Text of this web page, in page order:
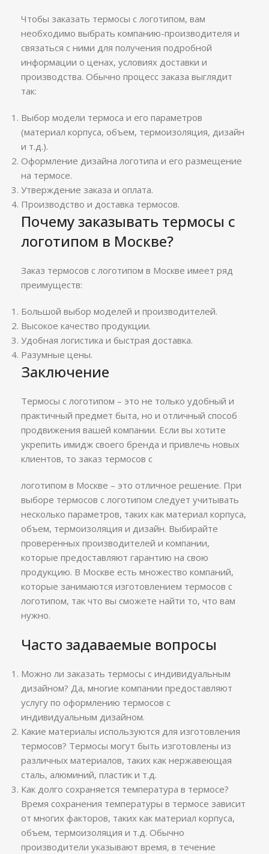
Чтобы заказать термосы с логотипом, вам
необходимо выбрать компанию-производителя и
связаться с ними для получения подробной
информации о ценах, условиях доставки и
производства. Обычно процесс заказа выглядит
так:
Выбор модели термоса и его параметров
(материал корпуса, объем, термоизоляция, дизайн
и т.д.).
Оформление дизайна логотипа и его размещение
на термосе.
Утверждение заказа и оплата.
Производство и доставка термосов.
Почему заказывать термосы с
логотипом в Москве?
Заказ термосов с логотипом в Москве имеет ряд
преимуществ:
Большой выбор моделей и производителей.
Высокое качество продукции.
Удобная логистика и быстрая доставка.
Разумные цены.
Заключение
Термосы с логотипом – это не только удобный и
практичный предмет быта, но и отличный способ
продвижения вашей компании. Если вы хотите
укрепить имидж своего бренда и привлечь новых
клиентов, то заказ термосов с
логотипом в Москве – это отличное решение. При
выборе термосов с логотипом следует учитывать
несколько параметров, таких как материал корпуса,
объем, термоизоляция и дизайн. Выбирайте
проверенных производителей и компании,
которые предоставляют гарантию на свою
продукцию. В Москве есть множество компаний,
которые занимаются изготовлением термосов с
логотипом, так что вы сможете найти то, что вам
нужно.
Часто задаваемые вопросы
Можно ли заказать термосы с индивидуальным
дизайном? Да, многие компании предоставляют
услугу по оформлению термосов с
индивидуальным дизайном.
Какие материалы используются для изготовления
термосов? Термосы могут быть изготовлены из
различных материалов, таких как нержавеющая
сталь, алюминий, пластик и т.д.
Как долго сохраняется температура в термосе?
Время сохранения температуры в термосе зависит
от многих факторов, таких как материал корпуса,
объем, термоизоляция и т.д. Обычно
производители указывают время, в течение